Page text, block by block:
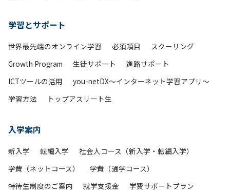
学習とサポート
世界最先端のオンライン学習 必須項目
スクーリング
Growth Program
生徒サポート
進路サポート
ICTツールの活用
you-netDX～インターネット学習アプリ～
学習方法
トップアスリート生
入学案内
新入学 転編入学
社会人コース（新入学・転編入学）
学費（ネットコース）
学費（通学コース）
特待生制度のご案内
就学支援金
学費サポートプラン